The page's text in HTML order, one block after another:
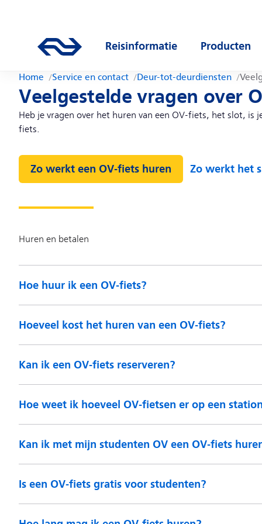
Ga naar de homepage van ns.nl
Reisinformatie
Producten
Home Service en contact Deur-tot-deurdiensten
Veelgestelde vragen over
Heb je vragen over het huren van een OV-fiets, het slot, is
fiets.
Zo werkt een OV-fiets huren Zo werkt het
Hoe huur ik een OV-fiets?
Hoeveel kost het huren van een OV-fiets?
Kan ik een OV-fiets reserveren?
Hoe weet ik hoeveel OV-fietsen er op een
Kan ik met mijn studenten OV een OV-fiets
Is een OV-fiets gratis voor studenten?